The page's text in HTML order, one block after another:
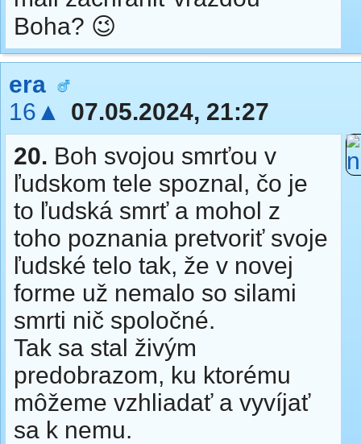
Boha? 😉
era
16▲
07.05.2024, 21:27
20. Boh svojou smrťou v
ľudskom tele spoznal, čo je
to ľudská smrť a mohol z
toho poznania pretvoriť svoje
ľudské telo tak, že v novej
forme už nemalo so silami
smrti nič spoločné.
Tak sa stal živým
predobrazom, ku ktorému
môžeme vzhliadať a vyvíjať
sa k nemu.